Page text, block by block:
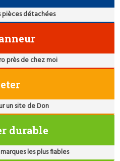
pièces détachées
près de chez moi
un site de Don
durable
les plus fiables